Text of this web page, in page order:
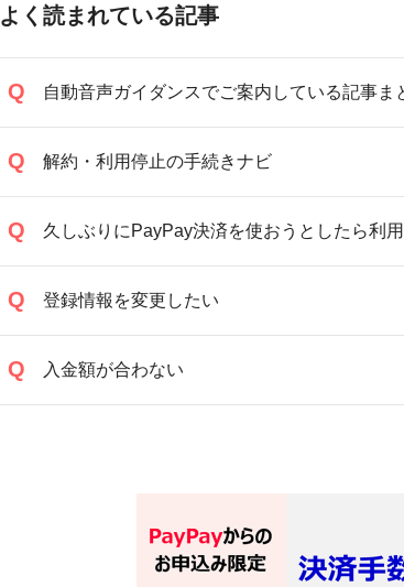
よく読まれている記事
自動音声ガイダンスでご案内している記事ま
解約・利用停止の手続きナビ
久しぶりにPayPay決済を使おうとしたら利
登録情報を変更したい
入金額が合わない